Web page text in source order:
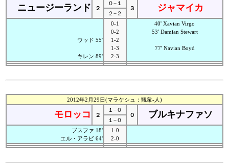
ニュージーランド ２
０−１
３
ジャマイカ
２−２
ウッド 55'
キレン 89'
0-1
0-2
1-2
1-3
2-3
40' Xavian Virgo
53' Damian Stewart
77' Navian Boyd
2012年2月29日(マラケシュ：観衆-人)
モロッコ ２
１−０
０
ブルキナファソ
１−０
ブスファ 18'
エル・アラビ 64'
1-0
2-0